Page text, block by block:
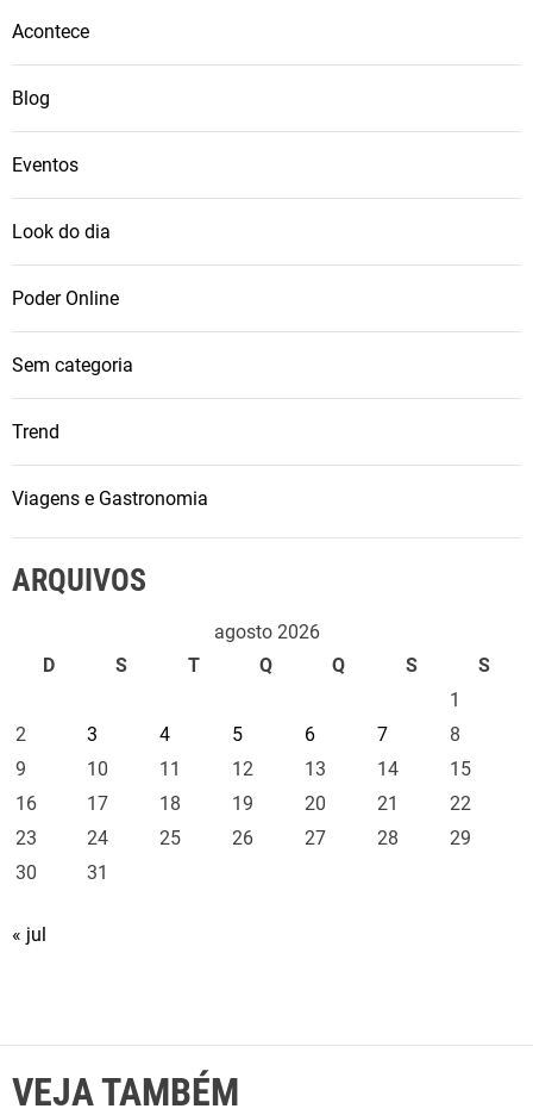
Acontece
Blog
Eventos
Look do dia
Poder Online
Sem categoria
Trend
Viagens e Gastronomia
ARQUIVOS
agosto 2026
D
S T Q Q S
S
1
2
3 4 5 6 7
8
9
10 11 12 13 14
15
16
17 18 19 20 21
22
23
24 25 26 27 28
29
30
31
« jul
VEJA TAMBÉM